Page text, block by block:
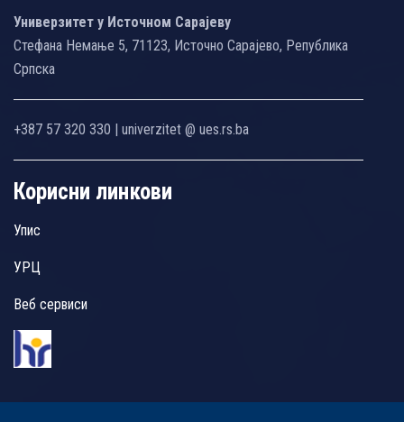
Универзитет у Источном Сарајеву
Стефана Немање 5, 71123, Источно Сарајево, Република
Српска
+387 57 320 330 | univerzitet @ ues.rs.ba
Корисни линкови
Упис
УРЦ
Веб сервиси